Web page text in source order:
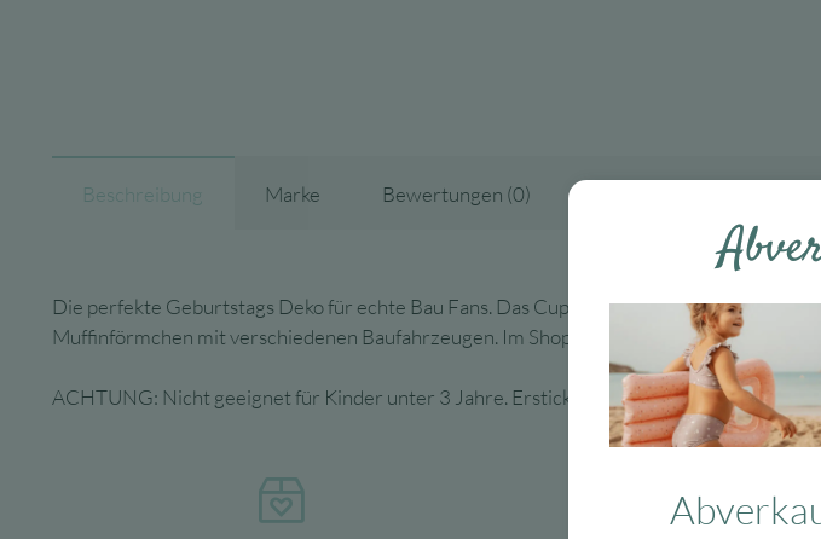
Beschreibung Marke Bewertungen (0)
Die perfekte Geburtstags Deko für echte Bau Fans. Das Cupcakeset aus Pappe von
Muffinförmchen mit verschiedenen Baufahrzeugen. Im Shop findest Du weitere schöne
ACHTUNG: Nicht geeignet für Kinder unter 3 Jahre. Erstickungsgefahr durch Kleinteile.